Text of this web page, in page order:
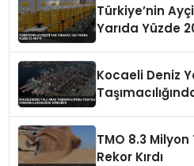
Türkiye’nin
Yarıda Yüzde
Kocaeli Deniz
TMO 8.3
Rekor Kırdı